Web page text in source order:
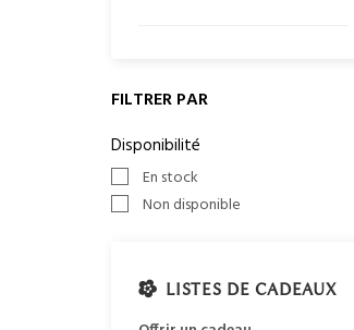
FILTRER PAR
Disponibilité
En stock
Non disponible
LISTES DE CADEAUX